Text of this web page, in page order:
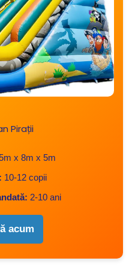
Pirații
x 8m x 5m
10-12 copii
2-10 ani
acum